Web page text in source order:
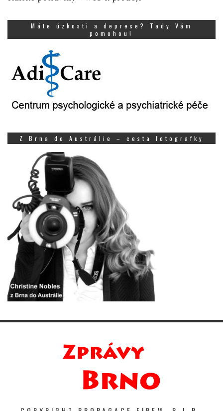
Máte úzkosti a deprese? Tady Vám
pomohou!
Z Brna do Austrálie – cesta fotografky